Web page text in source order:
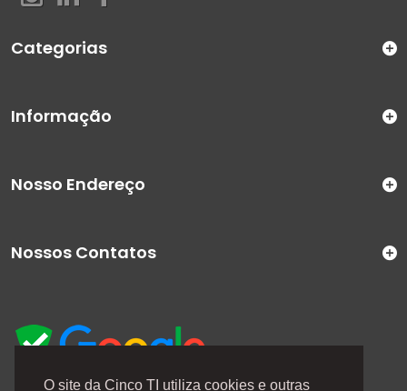
O site da Cinco TI utiliza cookies e outras
Categorias
Informação
Nosso Endereço
Nossos Contatos